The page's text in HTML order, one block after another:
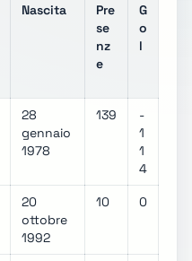
Nascita
Pre
se
nz
e
G
o
l
28
gennaio
1978
139
-
1
1
4
20
ottobre
1992
10 0